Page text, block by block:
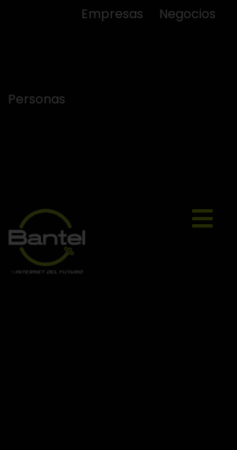
Personas
Empresas Negocios